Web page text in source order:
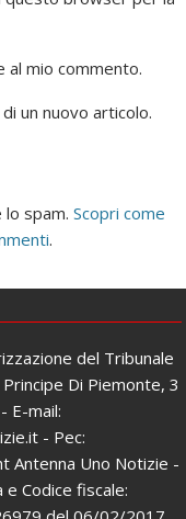
al mio commento.
un nuovo articolo.
lo spam.Scopri come
.
del Tribunale
Di Piemonte, 3
E-mail:
- Pec:
Antenna Uno Notizie -
Codice fiscale: